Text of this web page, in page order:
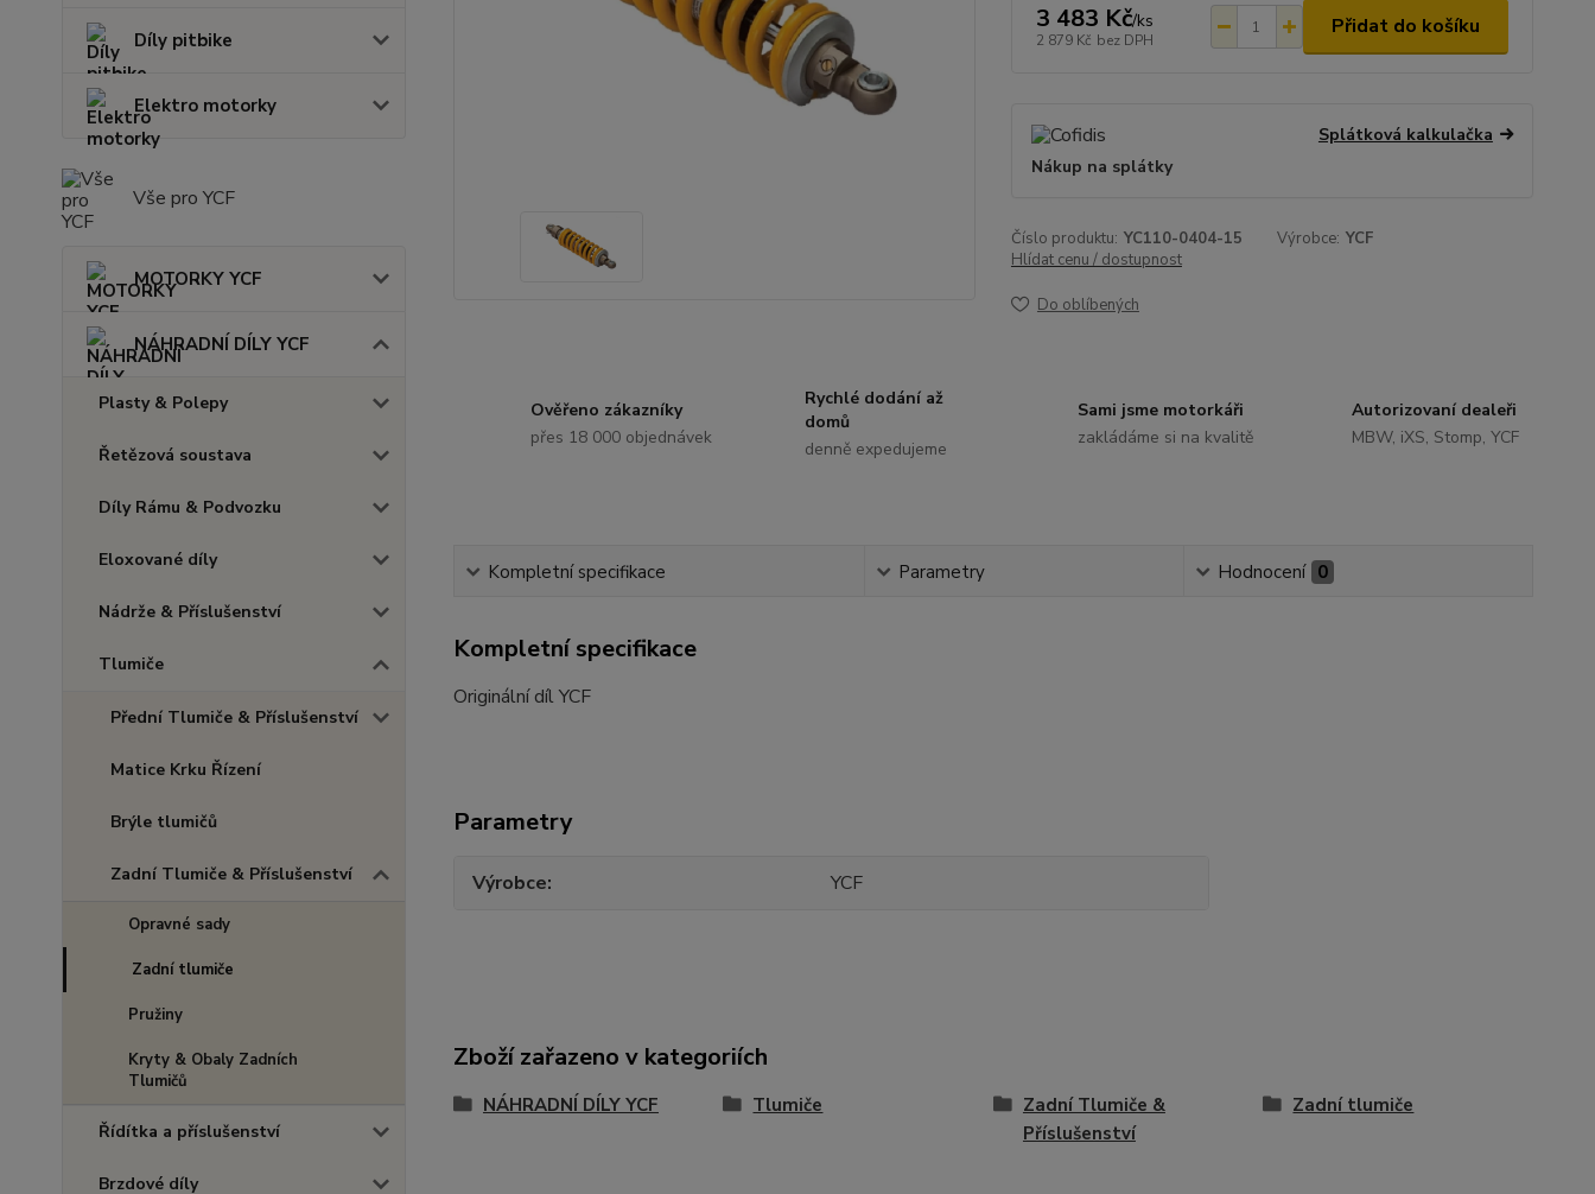
Díly pitbike
Elektro motorky
Vše pro YCF
MOTORKY YCF
NÁHRADNÍ DÍLY YCF
Plasty & Polepy
Řetězová soustava
Díly Rámu & Podvozku
Eloxované díly
Nádrže & Příslušenství
Tlumiče
Přední Tlumiče & Příslušenství
Matice Krku Řízení
Brýle tlumičů
Zadní Tlumiče & Příslušenství
Opravné sady
Zadní tlumiče
Pružiny
Kryty & Obaly Zadních
Tlumičů
Řídítka a příslušenství
Brzdové díly
3 483 Kč/ks
2 879 Kč bez DPH
Přidat do košíku
Splátková kalkulačka
Nákup na splátky
Číslo produktu: YC110-0404-15 Výrobce: YCF
Hlídat cenu / dostupnost
Do oblíbených
Ověřeno zákazníky
přes 18 000 objednávek
Rychlé dodání až
domů
denně expedujeme
Sami jsme motorkáři
zakládáme si na kvalitě
Autorizovaní dealeři
MBW, iXS, Stomp, YCF
Kompletní specifikace Parametry Hodnocení 0
Kompletní specifikace
Originální díl YCF
Parametry
Výrobce YCF
Zboží zařazeno v kategoriích
NÁHRADNÍ DÍLY YCF Tlumiče
Zadní Tlumiče &
Příslušenství
Zadní tlumiče